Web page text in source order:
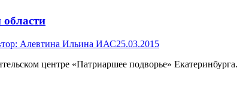
Алевтина Ильина ИАС25.03.2015
центре «Патриаршее подворье» Екатеринбурга.